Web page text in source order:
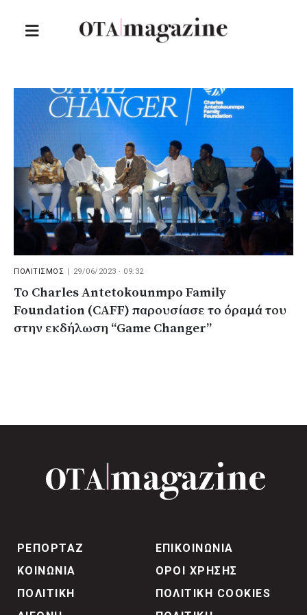
ΠΟΛΙΤΙΣΜΟΣ 29/06/2023 · 09:32
Το Charles Antetokounmpo Family
Foundation (CAFF) παρουσίασε το όραμά του
στην εκδήλωση “Game Changer”
ΡΕΠΟΡΤΑΖ
ΚΟΙΝΩΝΙΑ
ΠΟΛΙΤΙΚΗ
ΕΠΙΚΟΙΝΩΝΙΑ
ΟΡΟΙ ΧΡΗΣΗΣ
ΠΟΛΙΤΙΚΗ COOKIES